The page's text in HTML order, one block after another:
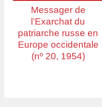
Messager de
l’Exarchat du
patriarche russe en
Europe occidentale
(nº 20, 1954)